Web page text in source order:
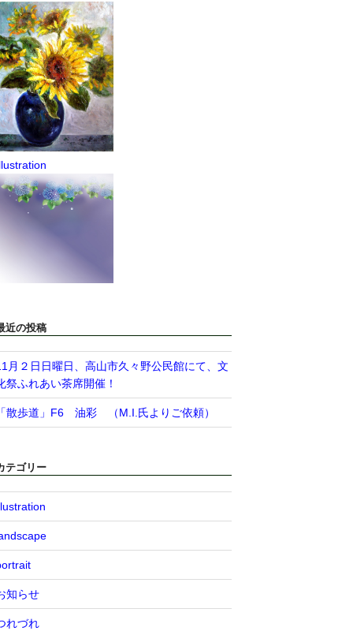
近の投稿
月２日日曜日、高山市久々野公民館にて、文
祭ふれあい茶席開催！
散歩道」F6 油彩 （M.I.氏よりご依頼）
テゴリー
知らせ
れづれ